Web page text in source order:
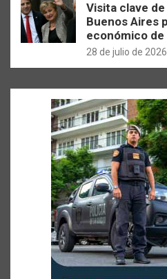
Visita clave
Buenos Aires
económico
28 de julio de 2026